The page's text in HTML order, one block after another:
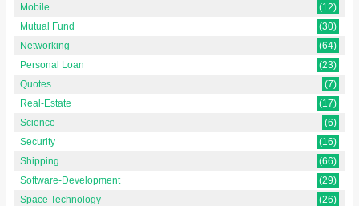
Mobile
(12)
Mutual Fund
(30)
Networking
(64)
Personal Loan
(23)
Quotes
(7)
Real-Estate
(17)
Science
(6)
Security
(16)
Shipping
(66)
Software-Development
(29)
Space Technology
(26)